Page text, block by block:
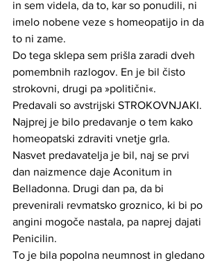
in sem videla, da to, kar so ponudili, ni
imelo nobene veze s homeopatijo in da
to ni zame.
﻿Do tega sklepa sem prišla zaradi dveh
pomembnih razlogov. En je bil čisto
strokovni, drugi pa »politični«.
Predavali so avstrijski STROKOVNJAKI.
Najprej je bilo predavanje o tem kako
homeopatski zdraviti vnetje grla.
Nasvet predavatelja je bil, naj se prvi
dan naizmence daje Aconitum in
Belladonna. Drugi dan pa, da bi
prevenirali revmatsko groznico, ki bi po
angini mogoče nastala, pa naprej dajati
Penicilin.
To je bila popolna neumnost in gledano